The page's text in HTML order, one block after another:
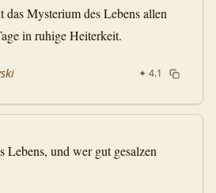
Mysterium des Lebens allen
in ruhige Heiterkeit.
✦ 4.1
Lebens, und wer gut gesalzen